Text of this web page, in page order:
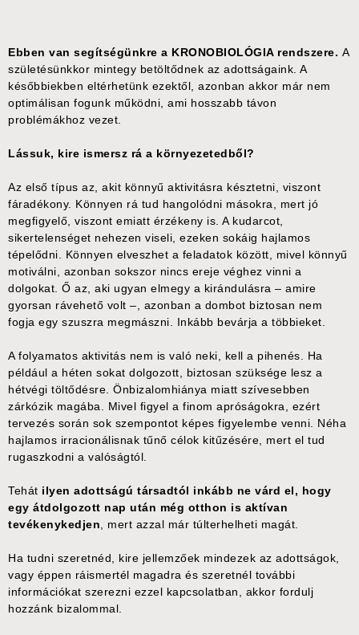
Ebben van segítségünkre a KRONOBIOLÓGIA rendszere. A
születésünkkor mintegy betöltődnek az adottságaink. A
későbbiekben eltérhetünk ezektől, azonban akkor már nem
optimálisan fogunk működni, ami hosszabb távon
problémákhoz vezet.
Lássuk, kire ismersz rá a környezetedből?
Az első típus az, akit könnyű aktivitásra késztetni, viszont
fáradékony. Könnyen rá tud hangolódni másokra, mert jó
megfigyelő, viszont emiatt érzékeny is. A kudarcot,
sikertelenséget nehezen viseli, ezeken sokáig hajlamos
tépelődni. Könnyen elveszhet a feladatok között, mivel könnyű
motiválni, azonban sokszor nincs ereje véghez vinni a
dolgokat. Ő az, aki ugyan elmegy a kirándulásra – amire
gyorsan rávehető volt –, azonban a dombot biztosan nem
fogja egy szuszra megmászni. Inkább bevárja a többieket.
A folyamatos aktivitás nem is való neki, kell a pihenés. Ha
például a héten sokat dolgozott, biztosan szüksége lesz a
hétvégi töltődésre. Önbizalomhiánya miatt szívesebben
zárkózik magába. Mivel figyel a finom apróságokra, ezért
tervezés során sok szempontot képes figyelembe venni. Néha
hajlamos irracionálisnak tűnő célok kitűzésére, mert el tud
rugaszkodni a valóságtól.
Tehát ilyen adottságú társadtól inkább ne várd el, hogy
egy átdolgozott nap után még otthon is aktívan
tevékenykedjen , mert azzal már túlterhelheti magát.
Ha tudni szeretnéd, kire jellemzőek mindezek az adottságok,
vagy éppen ráismertél magadra és szeretnél további
információkat szerezni ezzel kapcsolatban, akkor fordulj
hozzánk bizalommal.